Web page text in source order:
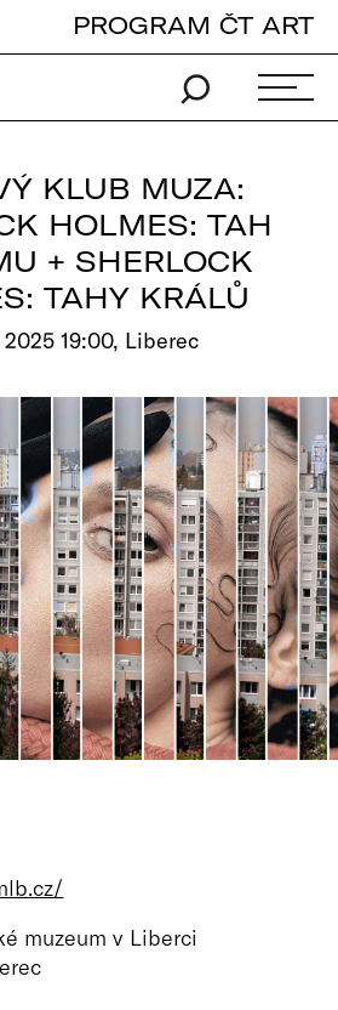
PROGRAM ČT ART
KLUB MUZA:
HOLMES: TAH
+ SHERLOCK
TAHY KRÁLŮ
2025 19:00, Liberec
muzeum v Liberci